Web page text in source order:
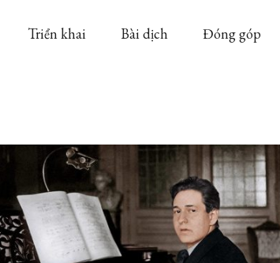
Triển khai Bài dịch Đóng góp